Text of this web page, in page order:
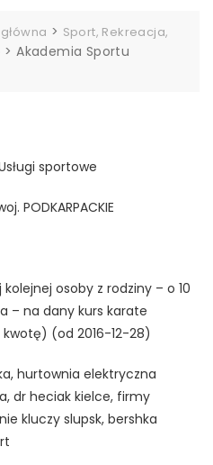
> Sport, Rekreacja,
>Akademia Sportu
sportowe
PODKARPACKIE
osoby z rodziny – o 10
– na dany kurs karate
kwotę) (od 2016-12-28)
hurtownia elektryczna
dr heciak kielce, firmy
kluczy slupsk, bershka